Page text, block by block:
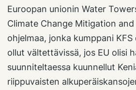
Euroopan unionin Water
Climate Change Mitigation
ohjelmaa, jonka kumppani
ollut vältettävissä, jos EU olisi
suunniteltaessa kuunnellut
riippuvaisten